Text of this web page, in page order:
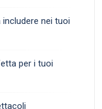
nei tuoi
per i tuoi